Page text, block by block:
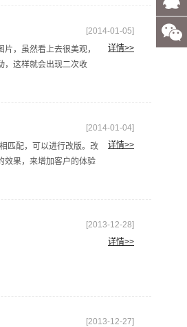
[2014-01-05]
，虽然看上去很美观，
，这样就会出现二次收
详情>>
[2014-01-04]
匹配，可以进行改版。改
效果，来增加客户的体验
详情>>
[2013-12-28]
详情>>
[2013-12-27]
客服